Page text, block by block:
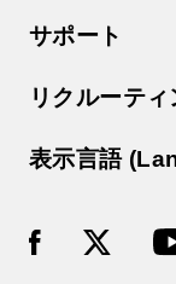
サポート
リクルーテ
表示言語